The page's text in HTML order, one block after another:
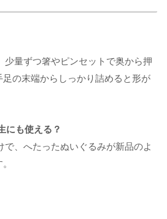
少量ずつ箸やピンセットで奥から押
足の末端からしっかり詰めると形が
にも使える？
で、へたったぬいぐるみが新品のよ